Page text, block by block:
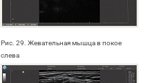
Рис. 29. Жевательная мышца в покое
слева